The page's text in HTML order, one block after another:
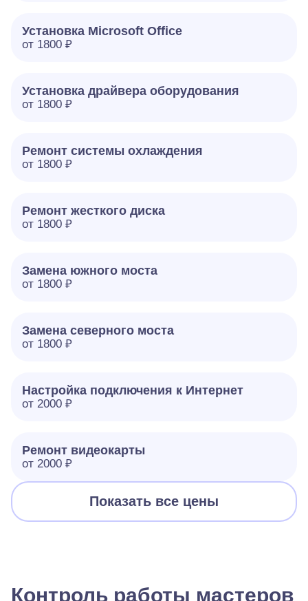
Установка Microsoft Office
от 1800 ₽
Установка драйвера оборудования
от 1800 ₽
Ремонт системы охлаждения
от 1800 ₽
Ремонт жесткого диска
от 1800 ₽
Замена южного моста
от 1800 ₽
Замена северного моста
от 1800 ₽
Настройка подключения к Интернет
от 2000 ₽
Ремонт видеокарты
от 2000 ₽
Показать все цены
Контроль работы мастеров